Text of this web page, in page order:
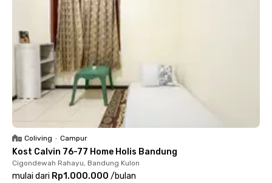
Coliving • Campur
Kost Calvin 76-77 Home Holis Bandung
Cigondewah Rahayu, Bandung Kulon
mulai dari Rp1.000.000 /bulan